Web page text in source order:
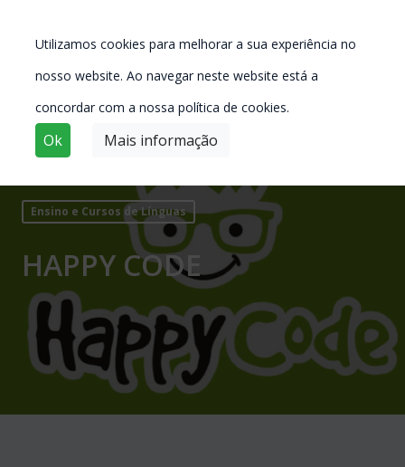
Utilizamos cookies para melhorar a sua experiência no
nosso website. Ao navegar neste website está a
concordar com a nossa política de cookies.
Ok Mais informação
Ensino e Cursos de Línguas
HAPPY CODE